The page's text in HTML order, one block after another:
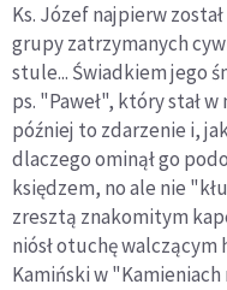
Ks. Józef najpierw
grupy zatrzymanych
stule... Świadkiem jego
ps. "Paweł", który stał
później to zdarzenie i,
dlaczego ominął go
księdzem, no ale nie
zresztą znakomitym
niósł otuchę
Kamiński w "Kamieniach